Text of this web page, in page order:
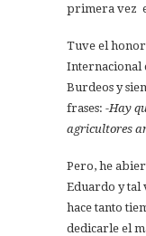
primera vez
Tuve el honor
Internacional
Burdeos y
frases: -Hay
agricultores
Pero, he
Eduardo y tal
hace tanto
dedicarle el